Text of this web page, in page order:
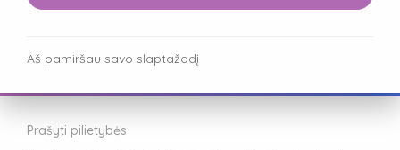
Aš pamiršau savo slaptažodį
Prašyti pilietybės